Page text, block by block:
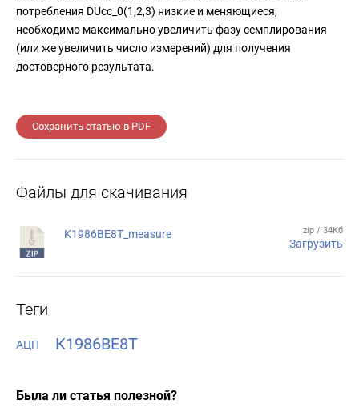
потребления DUcc_0(1,2,3) низкие и меняющиеся,
необходимо максимально увеличить фазу семплирования
(или же увеличить число измерений) для получения
достоверного результата.
Сохранить статью в PDF
Файлы для скачивания
K1986BE8T_measure zip / 34Кб
Загрузить
Теги
АЦП К1986ВЕ8Т
Была ли статья полезной?